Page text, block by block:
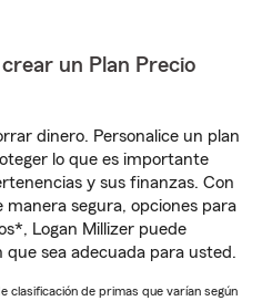
un Plan Precio
dinero. Personalice un plan
lo que es importante
y sus finanzas. Con
segura, opciones para
Logan Millizer puede
sea adecuada para usted.
clasificación de primas que varían según